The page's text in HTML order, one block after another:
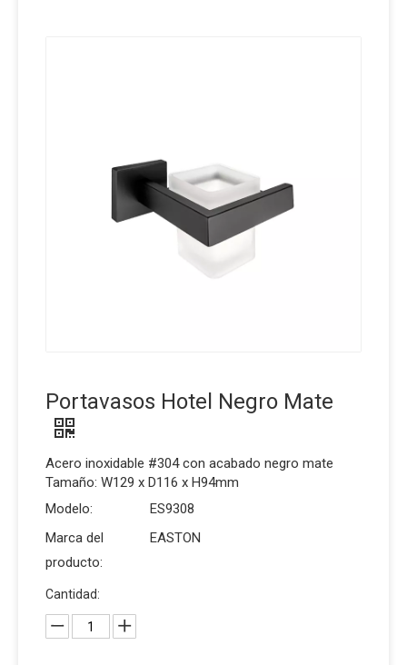
Portavasos Hotel Negro Mate
Acero inoxidable #304 con acabado negro mate
Tamaño: W129 x D116 x H94mm
Modelo:
ES9308
Marca del
producto:
EASTON
Cantidad: